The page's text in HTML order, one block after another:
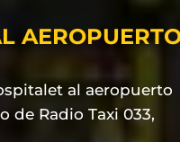
al aeropuerto
de Radio Taxi 033,